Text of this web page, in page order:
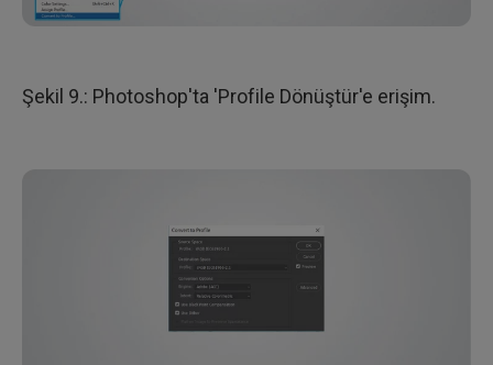
Şekil 9.: Photoshop'ta 'Profile Dönüştür'e erişim.